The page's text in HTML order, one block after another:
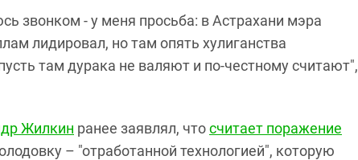
звонком - у меня просьба: в Астрахани мэра
лидировал, но там опять хулиганства
там дурака не валяют и по-честному считают",
Жилкин ранее заявлял, чтосчитает поражение
– "отработанной технологией", которую